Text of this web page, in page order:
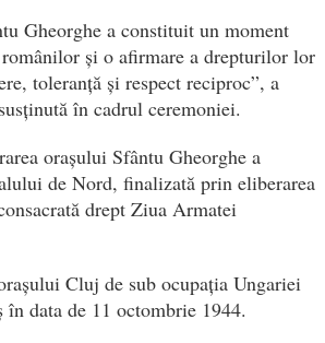
Gheorghe a constituit un moment
și o afirmare a drepturilor lor
toleranță și respect reciproc”, a
în cadrul ceremoniei.
orașului Sfântu Gheorghe a
de Nord, finalizată prin eliberarea
drept Ziua Armatei
Cluj de sub ocupația Ungariei
data de 11 octombrie 1944.